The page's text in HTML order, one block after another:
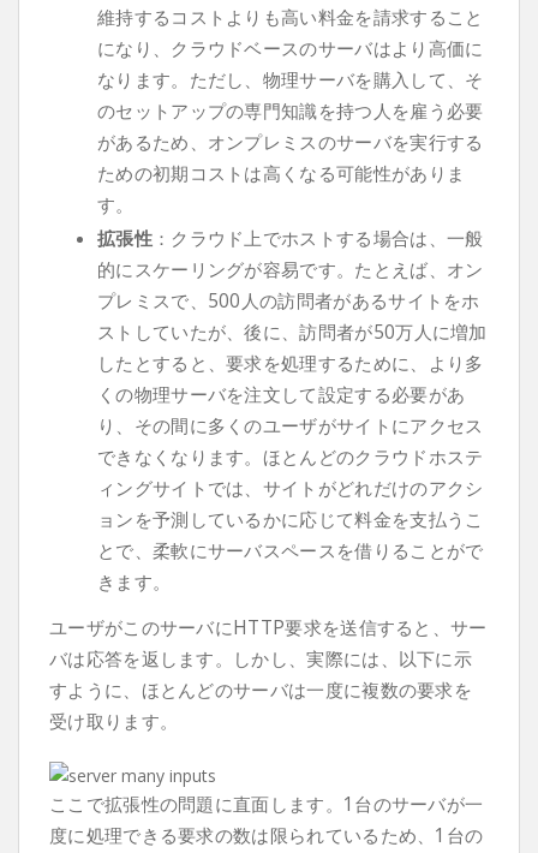
維持するコストよりも高い料金を請求すること
になり、クラウドベースのサーバはより高価に
なります。ただし、物理サーバを購入して、そ
のセットアップの専門知識を持つ人を雇う必要
があるため、オンプレミスのサーバを実行する
ための初期コストは高くなる可能性がありま
す。
拡張性：クラウド上でホストする場合は、一般
的にスケーリングが容易です。たとえば、オン
プレミスで、500人の訪問者があるサイトをホ
ストしていたが、後に、訪問者が50万人に増加
したとすると、要求を処理するために、より多
くの物理サーバを注文して設定する必要があ
り、その間に多くのユーザがサイトにアクセス
できなくなります。ほとんどのクラウドホステ
ィングサイトでは、サイトがどれだけのアクシ
ョンを予測しているかに応じて料金を支払うこ
とで、柔軟にサーバスペースを借りることがで
きます。
ユーザがこのサーバにHTTP要求を送信すると、サー
バは応答を返します。しかし、実際には、以下に示
すように、ほとんどのサーバは一度に複数の要求を
受け取ります。
ここで拡張性の問題に直面します。1台のサーバが一
度に処理できる要求の数は限られているため、1台の